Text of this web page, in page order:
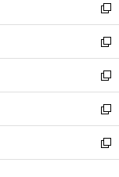
く
で
開
く
ド
ウ
で
開
く
ィ
ン
ド
ウ
で
開
く
新
し
い
ウ
ィ
ン
ド
ウ
で
開
新
し
い
ウ
ィ
ン
ド
ウ
新
し
い
ウ
ィ
ン
新
し
い
ウ
新
し